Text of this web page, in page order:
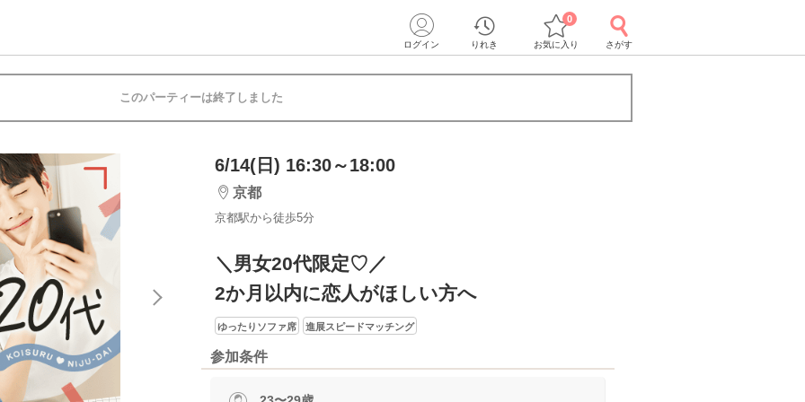
ログイン りれき お気に入り
0
さがす
このパーティーは終了しました
6/14(日) 16:30～18:00
京都
京都駅から徒歩5分
＼男女20代限定♡／
2か月以内に恋人がほしい方へ
ゆったりソファ席 進展スピードマッチング
参加条件